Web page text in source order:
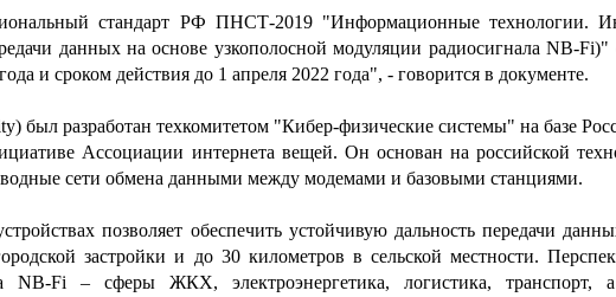
стандарт РФ ПНСТ-2019 "Информационные технологии.
данных на основе узкополосной модуляции радиосигнала NB-Fi)"
и сроком действия до 1 апреля 2022 года", - говорится в документе.
был разработан техкомитетом "Кибер-физические системы" на базе
Ассоциации интернета вещей. Он основан на российской
сети обмена данными между модемами и базовыми станциями.
позволяет обеспечить устойчивую дальность передачи
застройки и до 30 километров в сельской местности.
NB-Fi – сферы ЖКХ, электроэнергетика, логистика, транспорт,